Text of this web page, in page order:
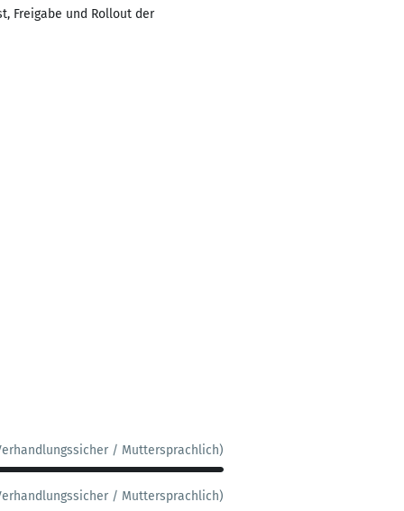
Freigabe und Rollout der
/ Muttersprachlich)
/ Muttersprachlich)